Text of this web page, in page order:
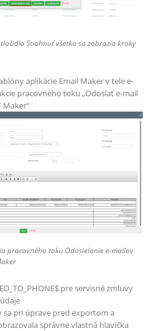
Stiahnuť všetko sa zobrazia kroky
aplikácie Email Maker v tele e-
pracovného toku „Odoslať e-mail
Maker“
pracovného toku Odosielanie e-mailov
pre servisné zmluvy
pri úprave pred exportom a
správne vlastná hlavička